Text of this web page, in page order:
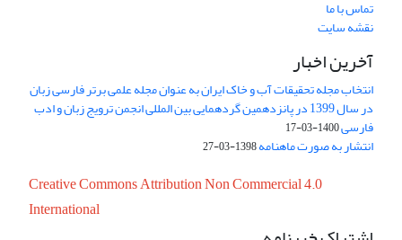
تماس با ما
نقشه سایت
آخرین اخبار
انتخاب مجله تحقیقات آب و خاک ایران به عنوان مجله علمی برتر فارسی زبان
در سال 1399 در پانزدهمین گردهمایی بین المللی انجمن ترویج زبان و ادب
فارسی1400-03-17
انتشار به صورت ماهنامه1398-03-27
Creative Commons Attribution Non Commercial 4.0
International